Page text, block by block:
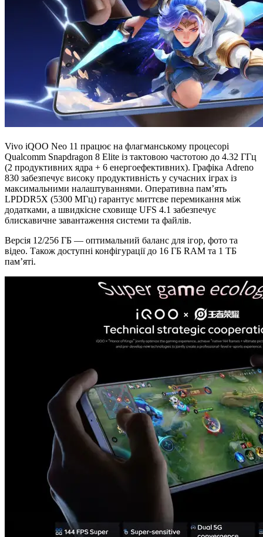
Vivo iQOO Neo 11 працює на флагманському процесорі
Qualcomm Snapdragon 8 Elite із тактовою частотою до 4.32 ГГц
(2 продуктивних ядра + 6 енергоефективних). Графіка Adreno
830 забезпечує високу продуктивність у сучасних іграх із
максимальними налаштуваннями. Оперативна памʼять
LPDDR5X (5300 МГц) гарантує миттєве перемикання між
додатками, а швидкісне сховище UFS 4.1 забезпечує
блискавичне завантаження системи та файлів.
Версія 12/256 ГБ — оптимальний баланс для ігор, фото та
відео. Також доступні конфігурації до 16 ГБ RAM та 1 ТБ
памʼяті.